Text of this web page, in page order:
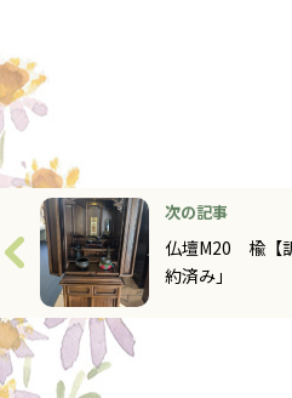
次の記事
仏壇M20 楡【
約済み」